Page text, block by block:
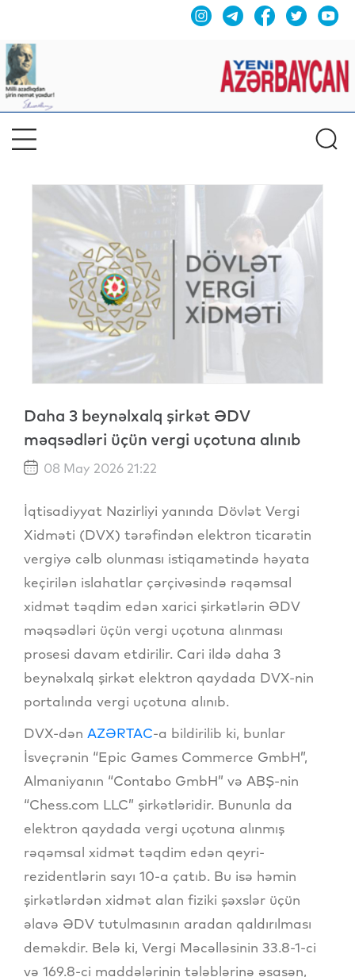
Daha 3 beynəlxalq şirkət ƏDV
məqsədləri üçün vergi uçotuna alınıb
08 May 2026 21:22
İqtisadiyyat Nazirliyi yanında Dövlət Vergi
Xidməti (DVX) tərəfindən elektron ticarətin
vergiyə cəlb olunması istiqamətində həyata
keçirilən islahatlar çərçivəsində rəqəmsal
xidmət təqdim edən xarici şirkətlərin ƏDV
məqsədləri üçün vergi uçotuna alınması
prosesi davam etdirilir. Cari ildə daha 3
beynəlxalq şirkət elektron qaydada DVX-nin
portalında vergi uçotuna alınıb.
DVX-dən AZƏRTAC-a bildirilib ki, bunlar
İsveçrənin “Epic Games Commerce GmbH”,
Almaniyanın “Contabo GmbH” və ABŞ-nin
“Chess.com LLC” şirkətləridir. Bununla da
elektron qaydada vergi uçotuna alınmış
rəqəmsal xidmət təqdim edən qeyri-
rezidentlərin sayı 10-a çatıb. Bu isə həmin
şirkətlərdən xidmət alan fiziki şəxslər üçün
əlavə ƏDV tutulmasının aradan qaldırılması
deməkdir. Belə ki, Vergi Məcəlləsinin 33.8-1-ci
və 169.8-ci maddələrinin tələblərinə əsasən,